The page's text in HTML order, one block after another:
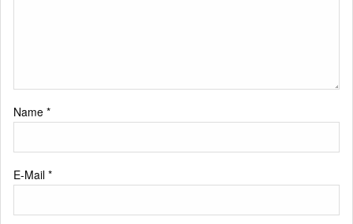
Name *
E-Mail *